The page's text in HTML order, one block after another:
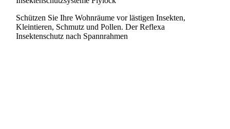
Schützen Sie Ihre Wohnräume vor lästigen Insekten,
Kleintieren, Schmutz und Pollen. Der Reflexa
Insektenschutz nach Spannrahmen